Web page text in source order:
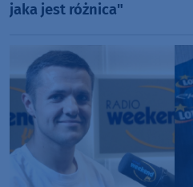
jaka jest różnica"